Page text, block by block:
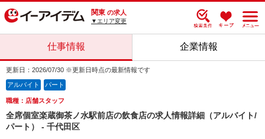
関東 の求人
▼エリア変更
仕事情報 企業情報
更新日：2026/07/30 ※更新日時点の最新情報です
アルバイト パート
職種：店舗スタッフ
全席個室楽蔵御茶ノ水駅前店の飲食店の求人情報詳細（アルバイト/
パート） - 千代田区